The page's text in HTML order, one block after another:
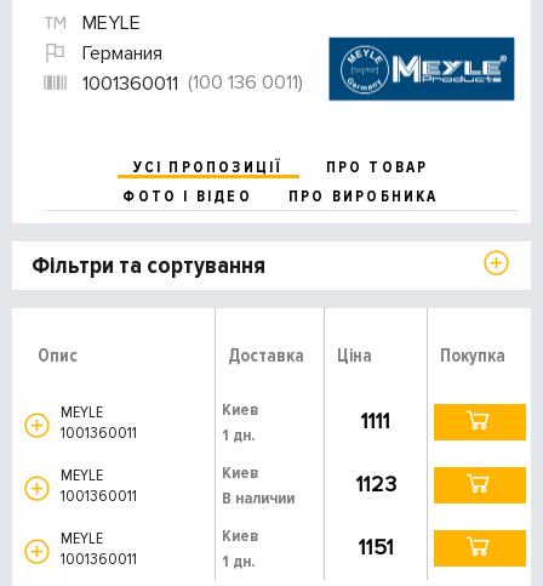
MEYLE
Германия
1001360011 (100 136 0011)
УСІ ПРОПОЗИЦІЇ
ПРО ТОВАР
ФОТО І ВІДЕО
ПРО ВИРОБНИКА
Фільтри та сортування
Опис Доставка Ціна Покупка
MEYLE
1001360011
Киев
1 дн.
1111
MEYLE
1001360011
Киев
В наличии
1123
MEYLE
1001360011
Киев
1 дн.
1151